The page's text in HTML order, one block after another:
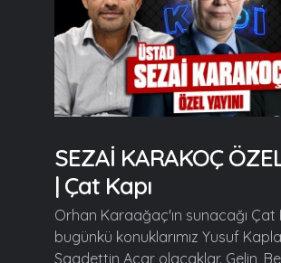
SEZAİ KARAKOÇ
| Çat Kapı
Orhan Karaağaç'ın sunacağı Çat
bugünkü konuklarımız Yusuf
Saadettin Acar olacaklar. Gelin,